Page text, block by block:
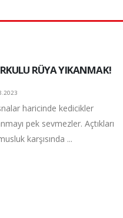
RÜYA YIKANMAK!
haricinde kedicikler
pek sevmezler. Açtıkları
karşısında ...